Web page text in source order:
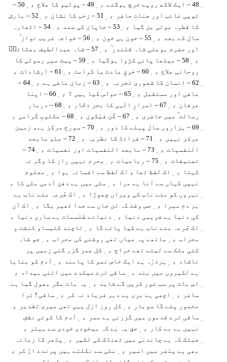
48 – ایک لاکھ روپے خرچ ہوگئے ، ِ 49 – پولیو کا علاج ، ِ
50 –
ٹوپی غائب اور جنات حاضر
، ِ 51 – زخم کا نشان ، ِ
52 – بارش
کا قطرہ موتی بن گیا
، ِ 53 – جاپان کی سند ، ِ
54 – اٹھارہ
سال کے بعد ، ِ 55 – خون ہی خون ، ِ
56 – خواجہ غریب نواز ؒ
اور حضرت بوعلی شاہ قلندر ؒ ، ِ 57 – شاہ عبدالطیف بھٹائیؒ
، ِ 58 – میٹھا پانی کڑوا ہوگیا ، ِ
59 – پیٹ میں رسولی کا
روحانی علاج ، ِ 60 – خرقِ عادت یا کرامت ، ِ 61 – ارشادات
،
62 – انسان کا شعوری تجربہ ، ِ 63 – زمان ماضی ہے ، ِ
64 –
ماضی اور مستقبل ، ِ 65 – حواس کیا ہیں ؟ ، ِ
66 – اپنا
عرفان ، ِ 67 – اسرارِ الٰہی کا بحر ذخّار ، ِ
68 – دربار
رسالت ؐ میں حاضری ، ِ 67 – کُن فیَکون ، ِ 68 – مکتوبِ گرامی
،
69 – ہزاروں سال پہلے کا دور ، ِ
70 – سورج مرکز ہے، زمین
مرکز نہیں ، ِ 71 – فرائڈ کا نظریہ ، ِ
72 – علم مابعد
النفسیات ، ِ 73 – مابعد النفسیات اور نفسیات ، ِ
74 –
تصنیفات ، ِ 75 – رباعیات ، ِ
محرم نہیں راز کا وگر نہ
کہتا
، ِ اک لفظ تھا ، اک لفظ سے افسانہ ہوا ، ِ
معلوم
نہیں کہاں سے آنا ہے مرا
، ِ مٹی میں ہے دفن آدمی مٹی کا
،
نہروں کو مئے ناب کی ویراں چھوڑا ، ِ
اک جُرعہ مئے ناب ہے
ہر دم میرا
، ِ جس وقت کہ تن جاں سے جدا ٹھیر یگا ، ِ
اک آن
کی دنیا ہے فریبی دنیا
، ِ دنیائے طلسمات ہے ساری دنیا
،
اک جُرعہ مئے ناب ہے کیا پائے گا ، ِ
تاچند کلیساو کنشت و
محراب ، ِ ماتھے پہ عیاں تھی روشنی کی محراب ، ِ
جو شاہ
کئی ملک سے لیتے تھے خراج ، ِ
کل عمر گزر گئی زمیں پر
ناشاد ، ِ ہرذرّہ ہے ایک خاص نمو کا پابند ، ِ
آدم کو بنایا
ہے لکیروں میں بند ، ِ ساقی ترے میکدے میں اتنی بیداد ،
اس بات پر سب غور کریں گے شاید ، ِ
یہ بات مگر بھول گیا ہے
ساغر
، ِ اچھی ہے بری ہے دہر فریاد نہ کر ، ِ
ساقی ! ترا
مخمور پئے گا سوبار
، ِ کل روز ازل یہی تھی میری تقدیر
،
ساقی ترے قدموں میں گزرنی ہے عمر ، ِ
آدم کا کوئی نقش
نہیں ہے بے کار
، ِ حق یہ ہے کہ بیخودی خودی سے بہتر
،
جبتک کہ ہے چاندنی میں ٹھنڈک کی لکیر ، ِ
پتھر کا زمانہ
بھی ہے پتھر میں اسیر
، ِ مٹی سے نکلتے ہیں پرندے اڑ کر
،